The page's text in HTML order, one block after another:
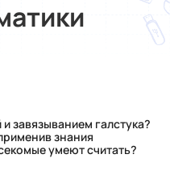
завязыванием галстука?
знания
умеют считать?